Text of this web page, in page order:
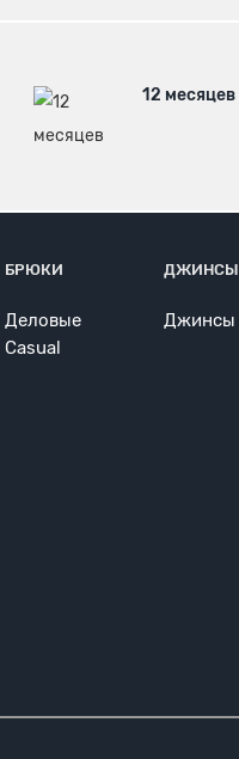
12 месяцев
БРЮКИ
Деловые
Casual
ДЖИНСЫ
Джинсы